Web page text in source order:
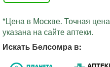
*Цена в Москве. Точная
указана на сайте аптеки.
Искать Белсомра в: